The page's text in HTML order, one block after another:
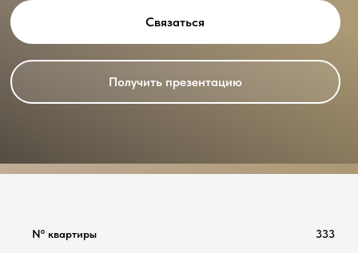
Связаться
Получить презентацию
Nº квартиры 333